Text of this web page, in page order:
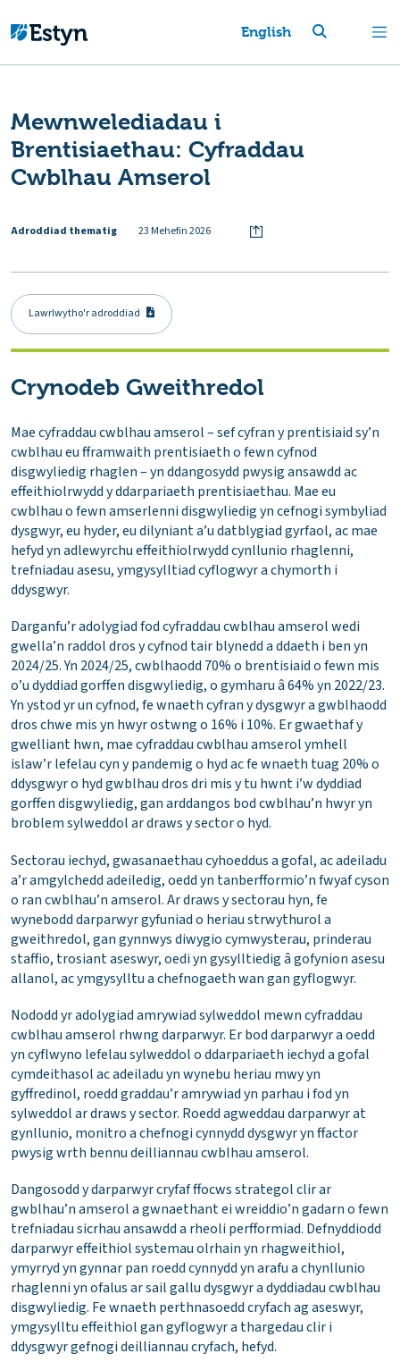
English
Mewnwelediadau i
Brentisiaethau: Cyfraddau
Cwblhau Amserol
Adroddiad thematig 23 Mehefin 2026
Lawrlwytho'r adroddiad
Crynodeb Gweithredol
Mae cyfraddau cwblhau amserol – sef cyfran y prentisiaid sy’n
cwblhau eu fframwaith prentisiaeth o fewn cyfnod
disgwyliedig rhaglen – yn ddangosydd pwysig ansawdd ac
effeithiolrwydd y ddarpariaeth prentisiaethau. Mae eu
cwblhau o fewn amserlenni disgwyliedig yn cefnogi symbyliad
dysgwyr, eu hyder, eu dilyniant a’u datblygiad gyrfaol, ac mae
hefyd yn adlewyrchu effeithiolrwydd cynllunio rhaglenni,
trefniadau asesu, ymgysylltiad cyflogwyr a chymorth i
ddysgwyr.
Darganfu’r adolygiad fod cyfraddau cwblhau amserol wedi
gwella’n raddol dros y cyfnod tair blynedd a ddaeth i ben yn
2024/25. Yn 2024/25, cwblhaodd 70% o brentisiaid o fewn mis
o’u dyddiad gorffen disgwyliedig, o gymharu â 64% yn 2022/23.
Yn ystod yr un cyfnod, fe wnaeth cyfran y dysgwyr a gwblhaodd
dros chwe mis yn hwyr ostwng o 16% i 10%. Er gwaethaf y
gwelliant hwn, mae cyfraddau cwblhau amserol ymhell
islaw’r lefelau cyn y pandemig o hyd ac fe wnaeth tuag 20% o
ddysgwyr o hyd gwblhau dros dri mis y tu hwnt i’w dyddiad
gorffen disgwyliedig, gan arddangos bod cwblhau’n hwyr yn
broblem sylweddol ar draws y sector o hyd.
Sectorau iechyd, gwasanaethau cyhoeddus a gofal, ac adeiladu
a’r amgylchedd adeiledig, oedd yn tanberfformio’n fwyaf cyson
o ran cwblhau’n amserol. Ar draws y sectorau hyn, fe
wynebodd darparwyr gyfuniad o heriau strwythurol a
gweithredol, gan gynnwys diwygio cymwysterau, prinderau
staffio, trosiant aseswyr, oedi yn gysylltiedig â gofynion asesu
allanol, ac ymgysylltu a chefnogaeth wan gan gyflogwyr.
Nododd yr adolygiad amrywiad sylweddol mewn cyfraddau
cwblhau amserol rhwng darparwyr. Er bod darparwyr a oedd
yn cyflwyno lefelau sylweddol o ddarpariaeth iechyd a gofal
cymdeithasol ac adeiladu yn wynebu heriau mwy yn
gyffredinol, roedd graddau’r amrywiad yn parhau i fod yn
sylweddol ar draws y sector. Roedd agweddau darparwyr at
gynllunio, monitro a chefnogi cynnydd dysgwyr yn ffactor
pwysig wrth bennu deilliannau cwblhau amserol.
Dangosodd y darparwyr cryfaf ffocws strategol clir ar
gwblhau’n amserol a gwnaethant ei wreiddio’n gadarn o fewn
trefniadau sicrhau ansawdd a rheoli perfformiad. Defnyddiodd
darparwyr effeithiol systemau olrhain yn rhagweithiol,
ymyrryd yn gynnar pan roedd cynnydd yn arafu a chynllunio
rhaglenni yn ofalus ar sail gallu dysgwyr a dyddiadau cwblhau
disgwyliedig. Fe wnaeth perthnasoedd cryfach ag aseswyr,
ymgysylltu effeithiol gan gyflogwyr a thargedau clir i
ddysgwyr gefnogi deilliannau cryfach, hefyd.